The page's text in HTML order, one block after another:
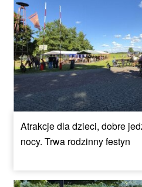
Atrakcje dla dzieci, dobre
nocy. Trwa rodzinny festyn